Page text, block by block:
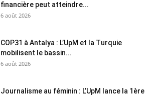
financière peut atteindre...
6 août 2026
COP31 à Antalya : L’UpM et la Turquie
mobilisent le bassin...
6 août 2026
Journalisme au féminin : L’UpM lance la 1ère